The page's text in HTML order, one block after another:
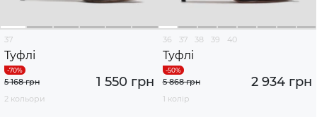
37
Туфлі
1 550 грн
5 168 грн
2 кольори
36 37 38 39 40
Туфлі
2 934 грн
5 868 грн
1 колір